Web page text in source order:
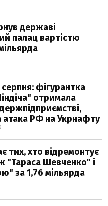
державі
палац вартістю
фігурантка
отримала
атака РФ на Укрнафту
тих, хто відремонтує
"Тараса Шевченко" і
за 1,76 мільярда